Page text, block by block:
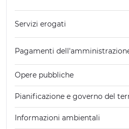
Servizi erogati
Pagamenti
Opere pubbliche
Pianificazione e governo del
Informazioni ambientali